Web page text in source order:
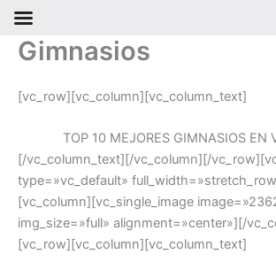
contenido
Gimnasios
[vc_row][vc_column][vc_column_text]
TOP 10 MEJORES GIMNASIOS EN
[/vc_column_text][/vc_column][/
type=»vc_default»
[vc_column][vc_single_image
img_size=»full» alignment=»center»][/
[vc_row][vc_column][vc_column_text]